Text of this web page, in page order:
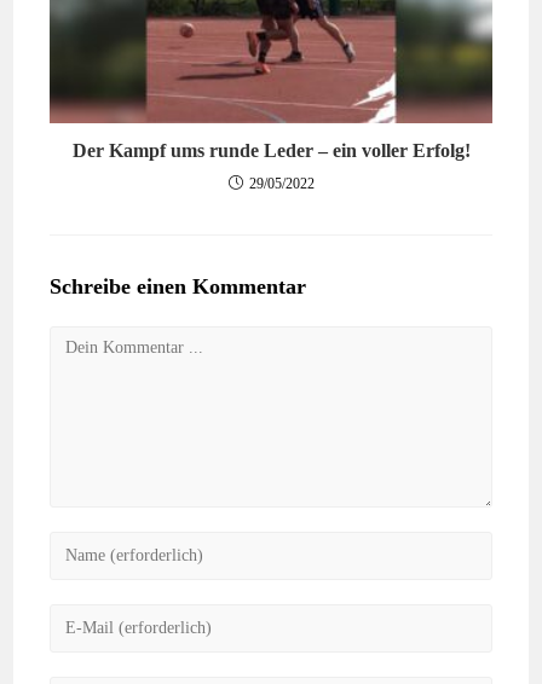
Der Kampf ums runde Leder – ein voller Erfolg!
29/05/2022
Schreibe einen Kommentar